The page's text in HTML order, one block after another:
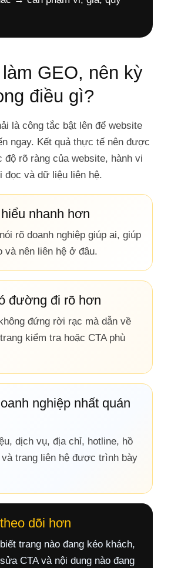
GEO, nên kỳ
điều gì?
là công tắc bật lên để website
ngay. Kết quả thực tế nên được
độ rõ ràng của website, hành vi
đọc và dữ liệu liên hệ.
nhanh hơn
rõ doanh nghiệp giúp ai, giúp
và nên liên hệ ở đâu.
đường đi rõ hơn
đứng rời rạc mà dẫn về
kiểm tra hoặc CTA phù
nghiệp nhất quán
dịch vụ, địa chỉ, hotline, hồ
trang liên hệ được trình bày
dõi hơn
trang nào đang kéo khách,
CTA và nội dung nào đang